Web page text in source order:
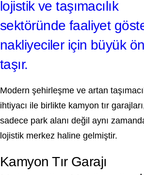
lojistik ve taşımacılık
sektöründe faaliyet
nakliyeciler için büyük
taşır.
Modern şehirleşme ve artan
ihtiyacı ile birlikte kamyon tır
sadece park alanı değil aynı
lojistik merkez haline gelmiştir.
Kamyon Tır Garajı